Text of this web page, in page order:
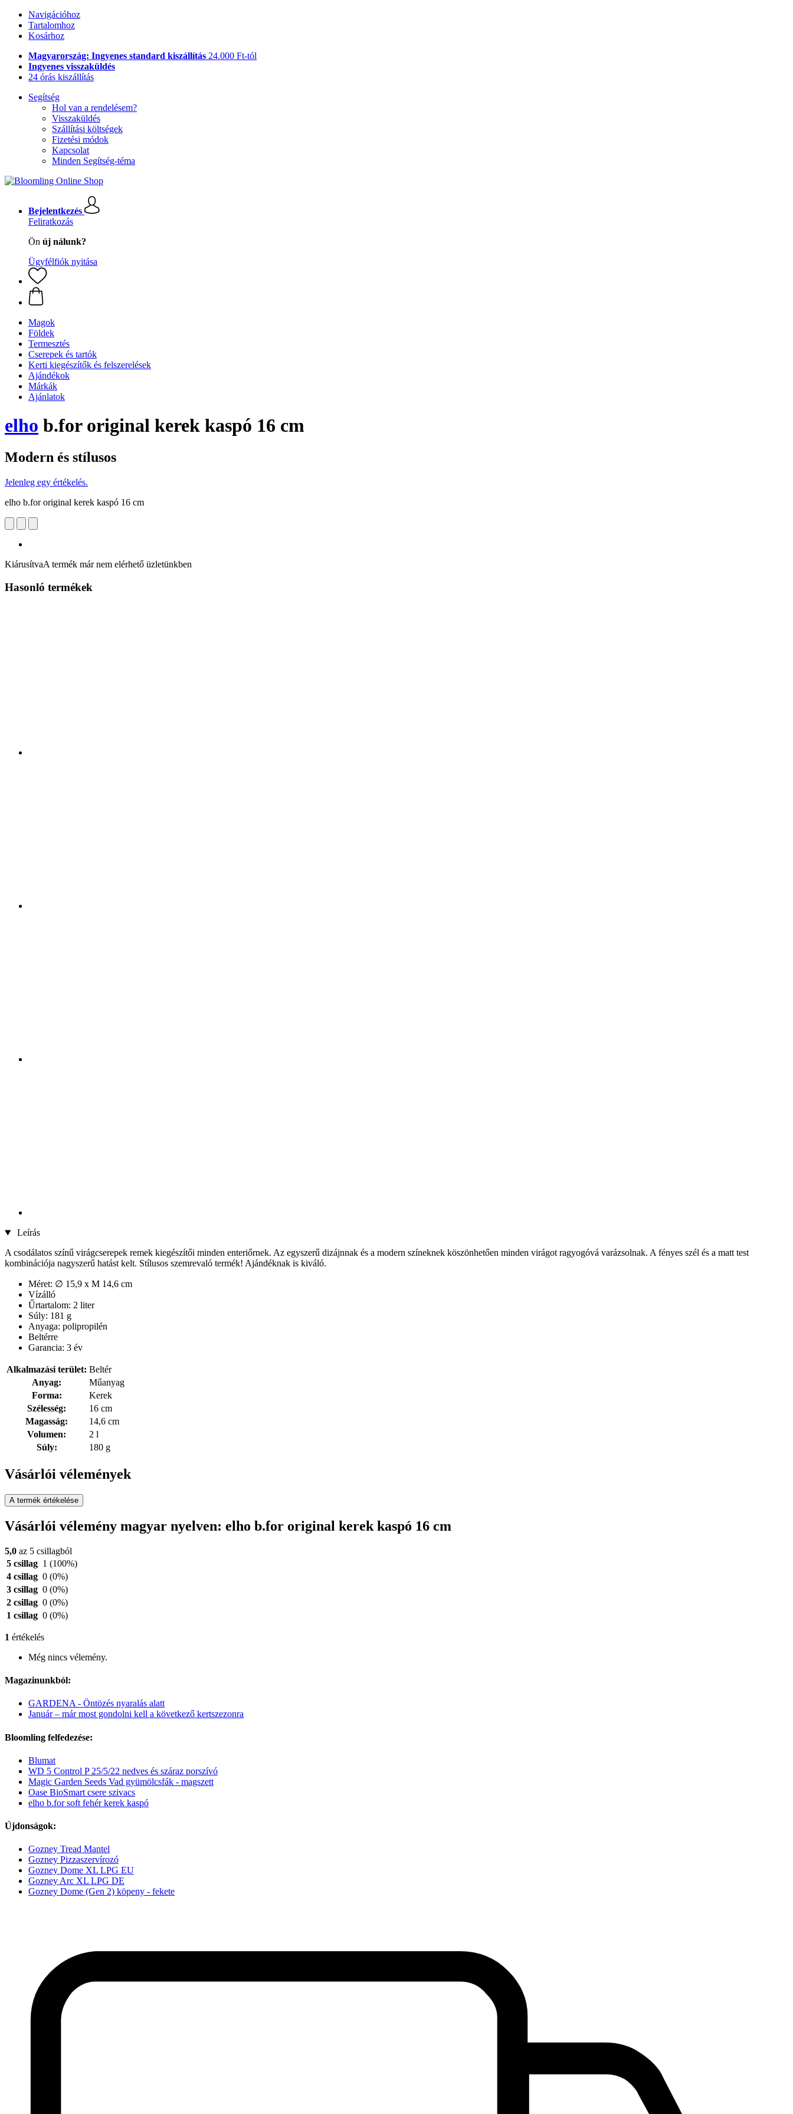
Navigációhoz
Tartalomhoz
Kosárhoz
Magyarország: Ingyenes standard kiszállítás 24.000 Ft-tól
Ingyenes visszaküldés
24 órás kiszállítás
Segítség
Hol van a rendelésem?
Visszaküldés
Szállítási költségek
Fizetési módok
Kapcsolat
Minden Segítség-téma
Bejelentkezés
Feliratkozás
Ön új nálunk?
Ügyfélfiók nyitása
Magok
Földek
Termesztés
Cserepek és tartók
Kerti kiegészítők és felszerelések
Ajándékok
Márkák
Ajánlatok
elho b.for original kerek kaspó 16 cm
Modern és stílusos
Jelenleg egy értékelés.
elho b.for original kerek kaspó 16 cm
KiárusítvaA termék már nem elérhető üzletünkben
Hasonló termékek
Leírás
A csodálatos színű virágcserepek remek kiegészítői minden enteriőrnek. Az egyszerű dizájnnak és a modern színeknek köszönhetően minden virágot ragyogóvá varázsolnak. A fényes szél és a matt test
kombinációja nagyszerű hatást kelt. Stílusos szemrevaló termék! Ajándéknak is kiváló.
Méret: ∅ 15,9 x M 14,6 cm
Vízálló
Űrtartalom: 2 liter
Súly: 181 g
Anyaga: polipropilén
Beltérre
Garancia: 3 év
Alkalmazási terület: Beltér
Anyag:
Műanyag
Forma:
Kerek
Szélesség:
16 cm
Magasság:
14,6 cm
Volumen:
2 l
Súly:
180 g
Vásárlói vélemények
A termék értékelése
Vásárlói vélemény magyar nyelven: elho b.for original kerek kaspó 16 cm
5,0 az 5 csillagból
5 csillag 1 (100%)
4 csillag 0 (0%)
3 csillag 0 (0%)
2 csillag 0 (0%)
1 csillag 0 (0%)
1 értékelés
Még nincs vélemény.
Magazinunkból:
GARDENA - Öntözés nyaralás alatt
Január – már most gondolni kell a következő kertszezonra
Bloomling felfedezése:
Blumat
WD 5 Control P 25/5/22 nedves és száraz porszívó
Magic Garden Seeds Vad gyümölcsfák - magszett
Oase BioSmart csere szivacs
elho b.for soft fehér kerek kaspó
Újdonságok:
Gozney Tread Mantel
Gozney Pizzaszervírozó
Gozney Dome XL LPG EU
Gozney Arc XL LPG DE
Gozney Dome (Gen 2) köpeny - fekete